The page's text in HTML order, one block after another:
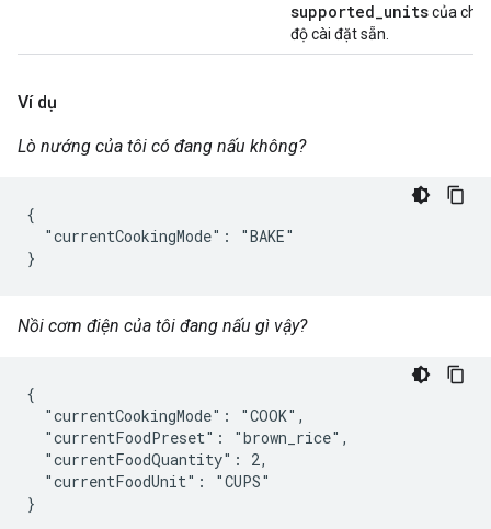
supported_unitscủa chế
độ cài đặt sẵn.
Ví dụ
Lò nướng của tôi có đang nấu không?
{
  "currentCookingMode": "BAKE"
}
Nồi cơm điện của tôi đang nấu gì vậy?
{
  "currentCookingMode": "COOK",
  "currentFoodPreset": "brown_rice",
  "currentFoodQuantity": 2,
  "currentFoodUnit": "CUPS"
}